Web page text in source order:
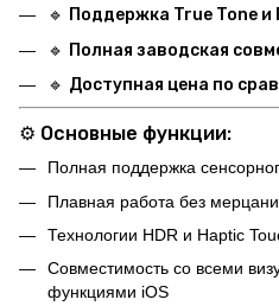
🔹 Поддержка True Tone и
🔹 Полная заводская
🔹 Доступная цена по
⚙️ Основные функции:
Полная поддержка
Плавная работа без
Технологии HDR и Haptic
Совместимость со всеми
функциями iOS